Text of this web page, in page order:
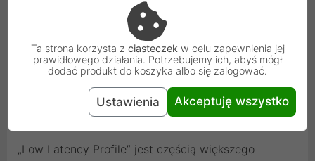
sleep”. Procesor wykonuje zadanie możliwie szybko
przy wysokim taktowaniu, a następnie natychmiast
wraca do energooszczędnego stanu spoczynku.
Według Microsoftu takie podejście może być
bardziej efektywne energetycznie niż długotrwała
praca na niskich zegarach.
„Low Latency Profile” jest częścią większego
Ta strona korzysta z ciasteczek w celu zapewnienia jej
prawidłowego działania. Potrzebujemy ich, abyś mógł
dodać produkt do koszyka albo się zalogować.
Ustawienia Akceptuję wszystko